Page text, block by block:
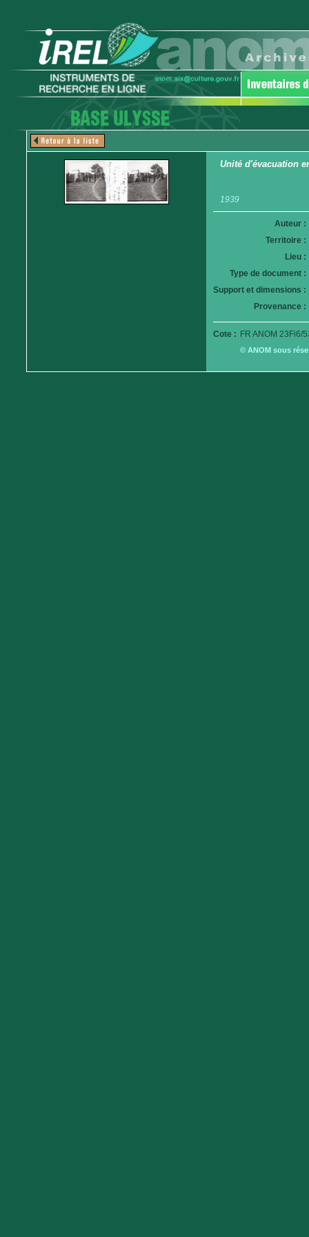
Unité d'évacuation
1939
Auteur :
Territoire :
Lieu :
Type de document :
Support et dimensions :
Provenance :
Cote : FR ANOM 23Fi6/
© ANOM sous